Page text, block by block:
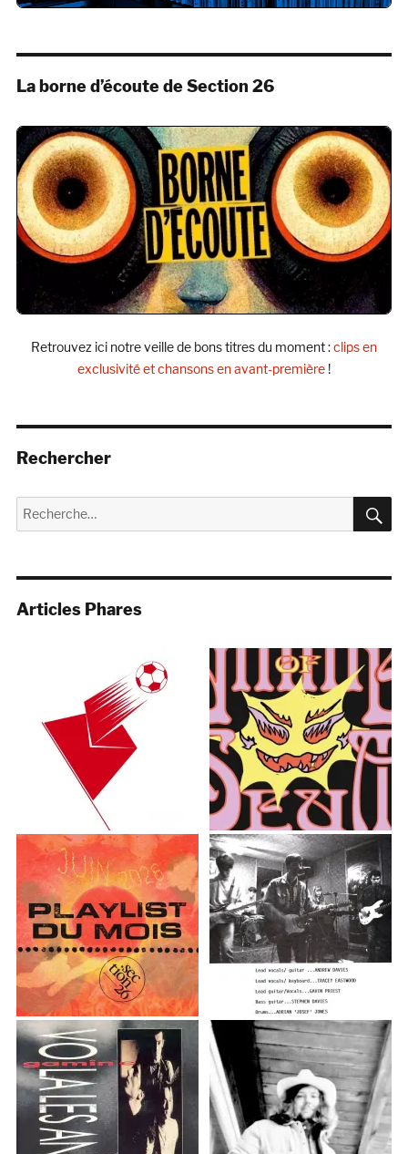
La borne d’écoute de Section 26
Retrouvez ici notre veille de bons titres du moment :clips en
exclusivité et chansons en avant-première !
Rechercher
Recherche
pour :
Articles Phares